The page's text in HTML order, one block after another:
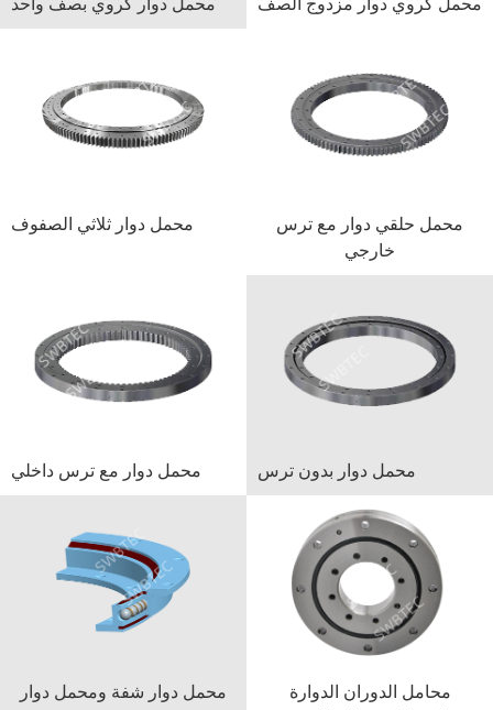
محمل دوار ثلاثي الصفوف
محمل حلقي دوار مع ترس
خارجي
محمل دوار مع ترس داخلي محمل دوار بدون ترس
محمل دوار شفة ومحمل دوار
محامل الدوران الدوارة